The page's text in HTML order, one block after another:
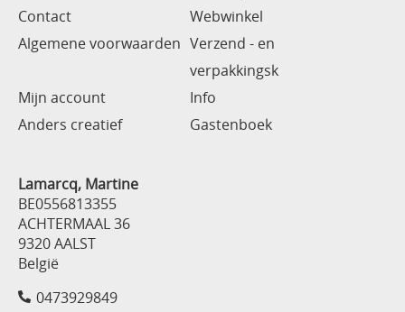
Contact
Webwinkel
Algemene voorwaarden Verzend - en
verpakkingsk
Mijn account
Info
Anders creatief
Gastenboek
Lamarcq, Martine
BE0556813355
ACHTERMAAL 36
9320 AALST
België
0473929849